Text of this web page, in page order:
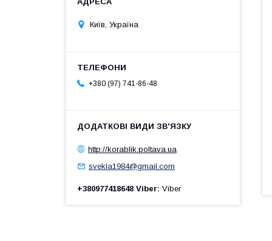
Київ, Україна
+380 (97) 741-86-48
http://korablik.poltava.ua
svekla1984@gmail.com
+380977418648 Viber Viber